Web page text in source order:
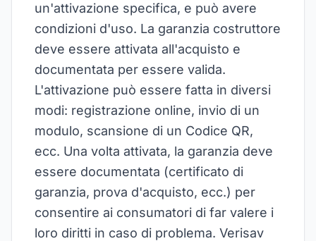
un'attivazione specifica, e può avere
condizioni d'uso. La garanzia costruttore
deve essere attivata all'acquisto e
documentata per essere valida.
L'attivazione può essere fatta in diversi
modi: registrazione online, invio di un
modulo, scansione di un Codice QR,
ecc. Una volta attivata, la garanzia deve
essere documentata (certificato di
garanzia, prova d'acquisto, ecc.) per
consentire ai consumatori di far valere i
loro diritti in caso di problema. Verisav